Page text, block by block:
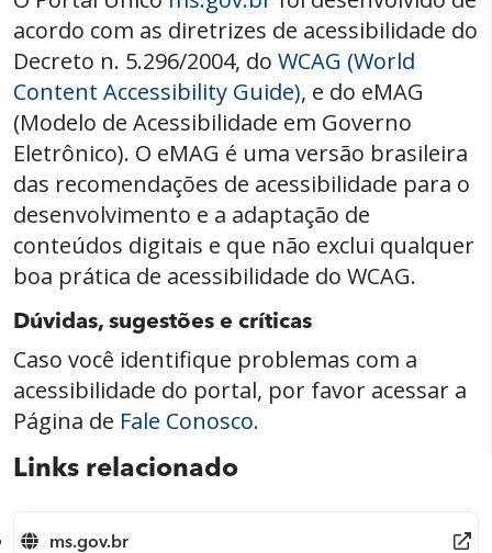
acordo com as diretrizes de acessibilidade do
Decreto n. 5.296/2004, do WCAG (World
Content Accessibility Guide), e do eMAG
(Modelo de Acessibilidade em Governo
Eletrônico). O eMAG é uma versão brasileira
das recomendações de acessibilidade para o
desenvolvimento e a adaptação de
conteúdos digitais e que não exclui qualquer
boa prática de acessibilidade do WCAG.
Dúvidas, sugestões e críticas
Caso você identifique problemas com a
acessibilidade do portal, por favor acessar a
Página de Fale Conosco.
Links relacionado
ms.gov.br